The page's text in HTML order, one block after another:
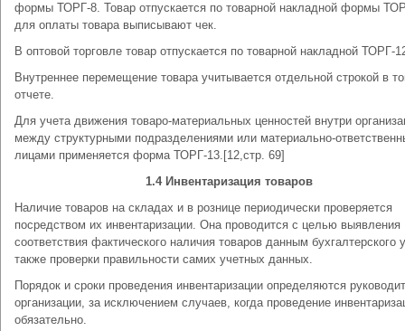
формы ТОРГ-8. Товар отпускается по товарной накладной формы
для оплаты товара выписывают чек.
В оптовой торговле товар отпускается по товарной накладной ТОРГ-
Внутреннее перемещение товара учитывается отдельной строкой в
отчете.
Для учета движения товаро-материальных ценностей внутри
между структурными подразделениями или материально-
лицами применяется форма ТОРГ-13.[12,стр. 69]
1.4 Инвентаризация товаров
Наличие товаров на складах и в рознице периодически проверяется
посредством их инвентаризации. Она проводится с целью выявления
соответствия фактического наличия товаров данным бухгалтерского
также проверки правильности самих учетных данных.
Порядок и сроки проведения инвентаризации определяются
организации, за исключением случаев, когда проведение
обязательно.